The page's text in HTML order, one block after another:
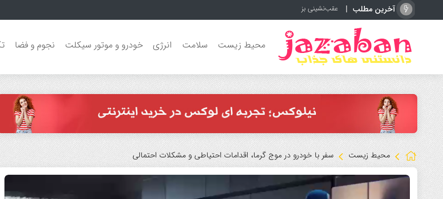
آخرین مطلب عقب‌نشینی بزرگ اینفانتینو زیر فشار اروپا؛ طرح جنجالی فیفا سرانجام ک
محیط زیست سلامت انرژی خودرو و موتور سیکلت نجوم و فضا
محیط زیست سفر با خودرو در موج گرما، اقدامات احتیاطی و مشکلات احتمالی
نمایشگر